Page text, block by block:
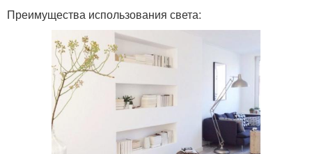
Преимущества использования света: